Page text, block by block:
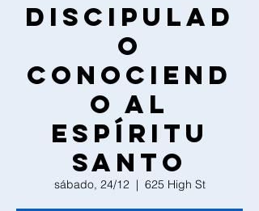
Discipulad
o
Conociend
o al
Espíritu
Santo
sábado, 24/12
  |
625 High St